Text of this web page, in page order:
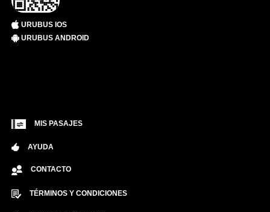
URUBUS IOS
URUBUS ANDROID
MIS PASAJES
AYUDA
CONTACTO
TÉRMINOS Y CONDICIONES